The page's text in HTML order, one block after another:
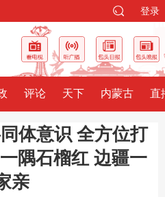
登录
评论 天下 内蒙古 直
体意识 全方位打
隅石榴红 边疆一
亲